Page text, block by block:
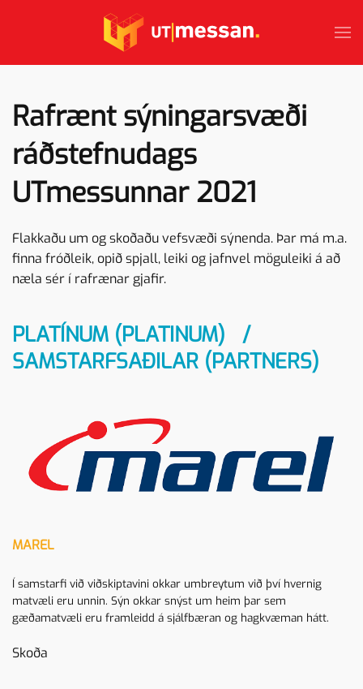
Skip to main content
Rafrænt sýningarsvæði
ráðstefnudags
UTmessunnar 2021
Flakkaðu um og skoðaðu vefsvæði sýnenda. Þar má m.a.
finna fróðleik, opið spjall, leiki og jafnvel möguleiki á að
næla sér í rafrænar gjafir.
PLATÍNUM (PLATINUM) /
SAMSTARFSAÐILAR (PARTNERS)
MAREL
Í samstarfi við viðskiptavini okkar umbreytum við því hvernig
matvæli eru unnin. Sýn okkar snýst um heim þar sem
gæðamatvæli eru framleidd á sjálfbæran og hagkvæman hátt.
Skoða